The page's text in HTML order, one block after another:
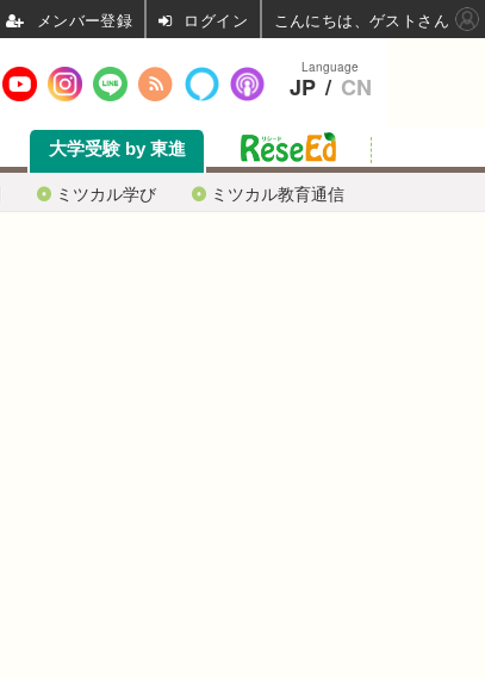
ミツカル学び ミツカル教育通信
大学受験 by 東進
Language
JP / CN
ログイン こんにちは、ゲストさん